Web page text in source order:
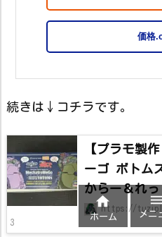
価格
続きは↓コチラです。
【プラモ製
ーゴ ボトム
からー＆れっ
https://
3

ホーム

メニ